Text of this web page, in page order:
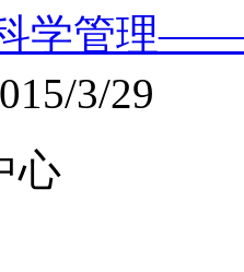
学管理——
3/29
心